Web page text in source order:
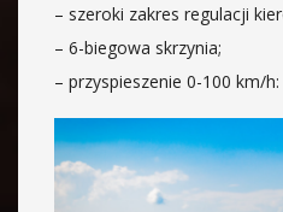
– szeroki zakres regulacji
– 6-biegowa skrzynia;
– przyspieszenie 0-100 km/h: